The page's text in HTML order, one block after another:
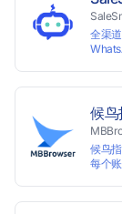
全渠
候鸟
候鸟
每个